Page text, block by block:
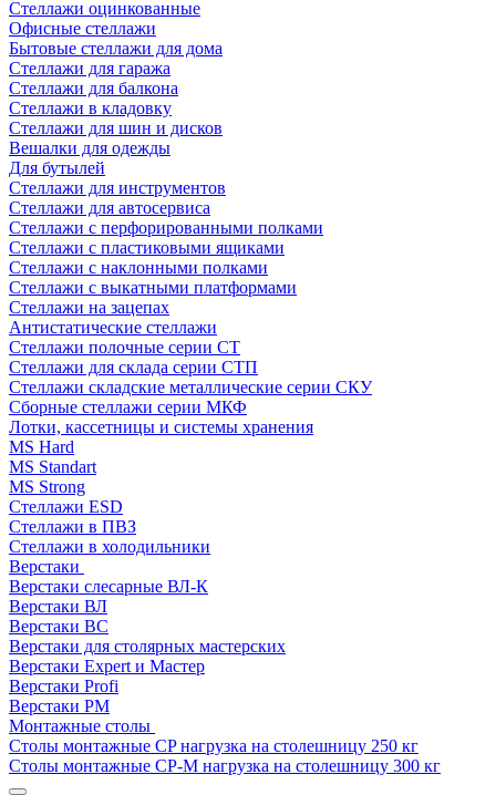
Стеллажи оцинкованные
Офисные стеллажи
Бытовые стеллажи для дома
Стеллажи для гаража
Стеллажи для балкона
Стеллажи в кладовку
Стеллажи для шин и дисков
Вешалки для одежды
Для бутылей
Стеллажи для инструментов
Стеллажи для автосервиса
Стеллажи с перфорированными полками
Стеллажи с пластиковыми ящиками
Стеллажи с наклонными полками
Стеллажи с выкатными платформами
Стеллажи на зацепах
Антистатические стеллажи
Стеллажи полочные серии СТ
Стеллажи для склада серии СТП
Стеллажи складские металлические серии СКУ
Сборные стеллажи серии МКФ
Лотки, кассетницы и системы хранения
MS Hard
MS Standart
MS Strong
Стеллажи ESD
Стеллажи в ПВЗ
Стеллажи в холодильники
Верстаки
Верстаки слесарные ВЛ-К
Верстаки ВЛ
Верстаки ВС
Верстаки для столярных мастерских
Верстаки Expert и Мастер
Верстаки Profi
Верстаки РМ
Монтажные столы
Столы монтажные СP нагрузка на столешницу 250 кг
Столы монтажные СР-М нагрузка на столешницу 300 кг